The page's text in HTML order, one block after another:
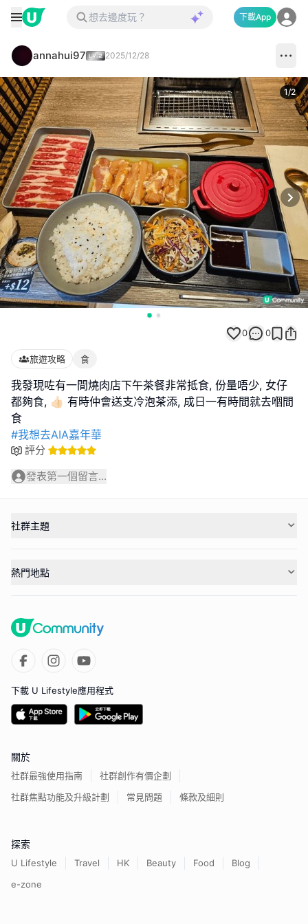
下載App
annahui97 2025/12/28
1/2
0 0
旅遊攻略 食
我發現咗有一間燒肉店下午茶餐非常抵食, 份量唔少, 女仔
都夠食, 👍🏻 有時仲會送支冷泡茶添, 成日一有時間就去嗰間
#我想去AIA嘉年華
評分
發表第一個留言...
社群主題
熱門地點
下載 U Lifestyle應用程式
關於
社群最強使用指南
社群創作有價企劃
社群焦點功能及升級計劃
常見問題 條款及細則
探索
U Lifestyle Travel HK Beauty Food
Blog
e-zone